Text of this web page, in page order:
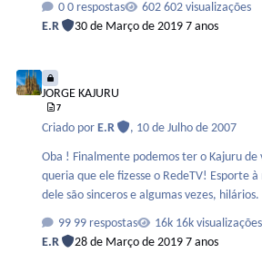
che si alza davvero, per te Portaci dove vuoi, siamo una curva in
te quello che sei. Juve, storia di un grande amore Bianco che
0 respostas
602 visualizações
E.R
30 de Março de 20197 anos
JORGE KAJURU
7
Criado porE.R , 10 de Julho de 2007
Oba ! Finalmente podemos ter o Kajuru
queria que ele fizesse o RedeTV! Esporte
dele são sinceros e algumas vezes, hilários.
99 respostas
16k visualizações
E.R
28 de Março de 20197 anos